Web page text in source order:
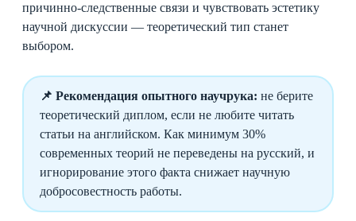
причинно-следственные связи и чувствовать эстетику
научной дискуссии — теоретический тип станет
выбором.
📌 Рекомендация опытного научрука: не берите
теоретический диплом, если не любите читать
статьи на английском. Как минимум 30%
современных теорий не переведены на русский, и
игнорирование этого факта снижает научную
добросовестность работы.